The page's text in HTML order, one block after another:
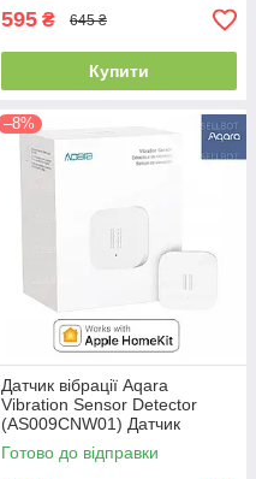
595 ₴ 645 ₴
Купити
–8%
Датчик вібрації Aqara
Vibration Sensor Detector
(AS009CNW01) Датчик
вибрации Apple HomeKit
Готово до відправки